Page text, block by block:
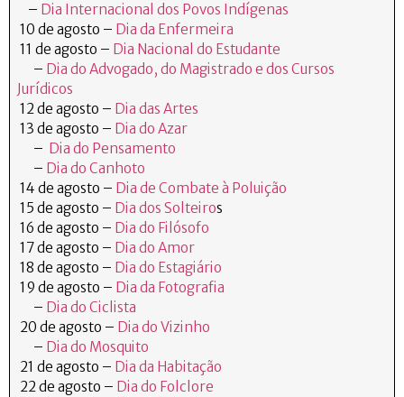
– Dia Internacional dos Povos Indígenas
10 de agosto – Dia da Enfermeira
11 de agosto – Dia Nacional do Estudante
– Dia do Advogado, do Magistrado e dos Cursos
Jurídicos
12 de agosto – Dia das Artes
13 de agosto – Dia do Azar
– Dia do Pensamento
– Dia do Canhoto
14 de agosto – Dia de Combate à Poluição
15 de agosto – Dia dos Solteiros
16 de agosto – Dia do Filósofo
17 de agosto – Dia do Amor
18 de agosto – Dia do Estagiário
19 de agosto – Dia da Fotografia
– Dia do Ciclista
20 de agosto – Dia do Vizinho
– Dia do Mosquito
21 de agosto – Dia da Habitação
22 de agosto – Dia do Folclore